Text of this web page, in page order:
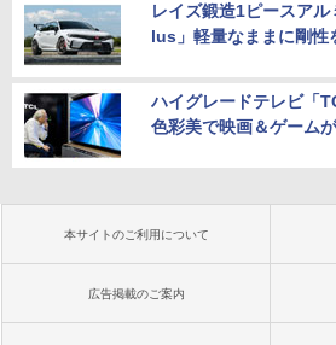
レイズ鍛造1ピースア
lus」軽量なままに剛性
ハイグレードテレビ「
色彩美で映画＆ゲーム
本サイトのご利用について
広告掲載のご案内